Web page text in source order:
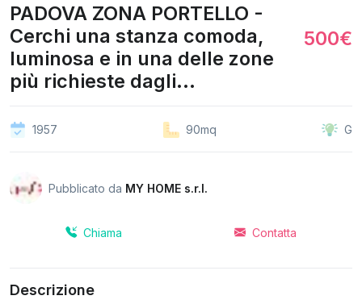
PADOVA ZONA PORTELLO -
Cerchi una stanza comoda,
luminosa e in una delle zone
più richieste dagli...
500€
1957 90mq G
Pubblicato da MY HOME s.r.l.
Chiama Contatta
Descrizione